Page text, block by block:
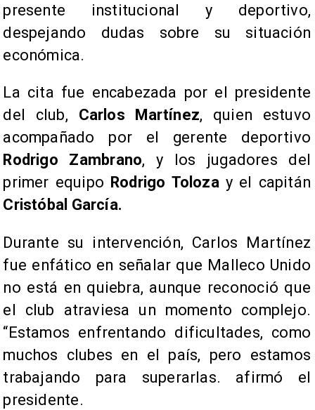
presente institucional y deportivo,
despejando dudas sobre su situación
económica.
La cita fue encabezada por el presidente
del club, Carlos Martínez, quien estuvo
acompañado por el gerente deportivo
Rodrigo Zambrano, y los jugadores del
primer equipo Rodrigo Tolozay el capitán
Cristóbal García.
Durante su intervención, Carlos Martínez
fue enfático en señalar que Malleco Unido
no está en quiebra, aunque reconoció que
el club atraviesa un momento complejo.
“Estamos enfrentando dificultades, como
muchos clubes en el país, pero estamos
trabajando para superarlas. afirmó el
presidente.